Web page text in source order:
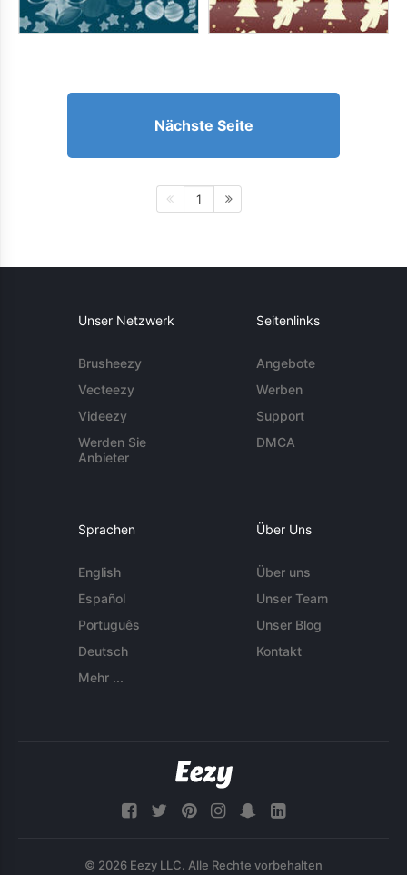
Nächste Seite
1
Unser Netzwerk
Brusheezy
Vecteezy
Videezy
Werden Sie
Anbieter
Seitenlinks
Angebote
Werben
Support
DMCA
Sprachen
English
Español
Português
Deutsch
Mehr ...
Über Uns
Über uns
Unser Team
Unser Blog
Kontakt
© 2026 Eezy LLC. Alle Rechte vorbehalten